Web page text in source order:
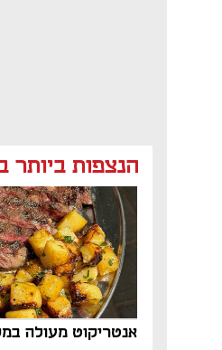
הנצפות ביותר
אנטריקוט מעולה